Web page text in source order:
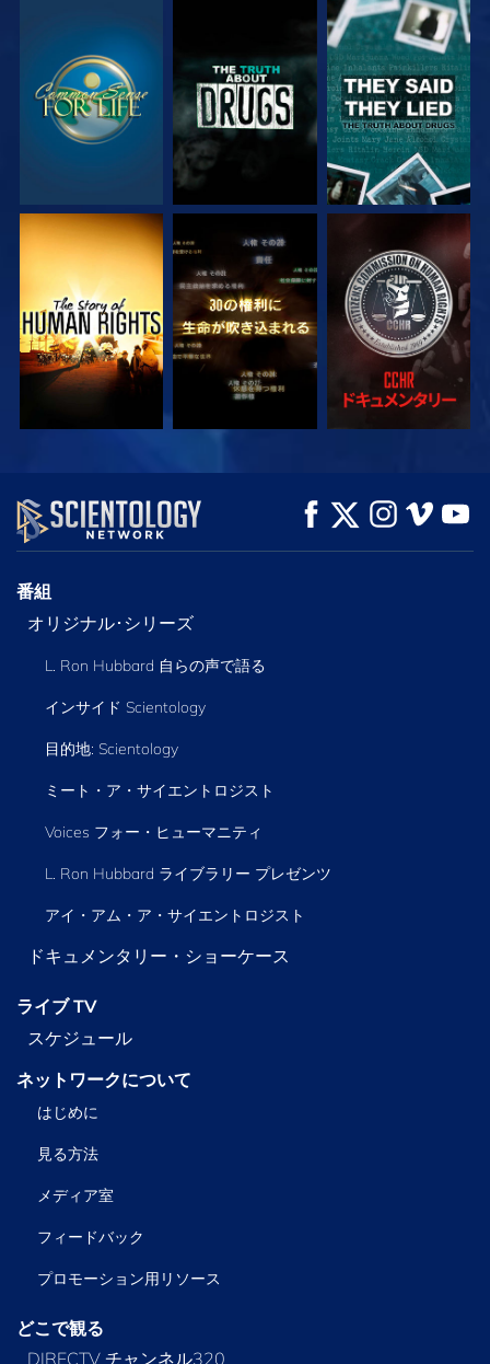
観る 観る 観る
観る 観る 観る
観る シリーズを探求
番組
オリジナル･シリーズ
L. Ron Hubbard 自らの声で語る
インサイド Scientology
目的地: Scientology
ミート・ア・サイエントロジスト
Voices フォー・ヒューマニティ
L. Ron Hubbard ライブラリー プレゼンツ
アイ・アム・ア・サイエントロジスト
ドキュメンタリー・ショーケース
ライブ TV
スケジュール
ネットワークについて
はじめに
見る方法
メディア室
フィードバック
プロモーション用リソース
どこで観る
DIRECTV チャンネル320